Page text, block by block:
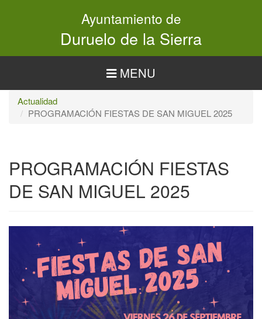
Ayuntamiento de
Duruelo de la Sierra
MENU
Actualidad
PROGRAMACIÓN FIESTAS DE SAN MIGUEL 2025
PROGRAMACIÓN FIESTAS
DE SAN MIGUEL 2025